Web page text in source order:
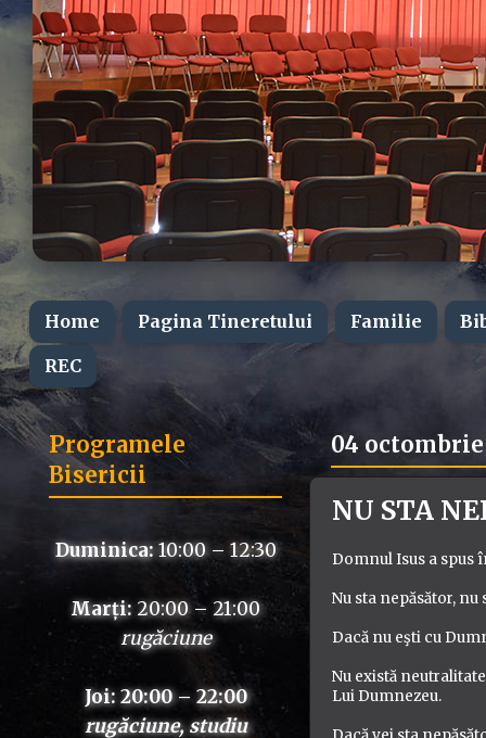
Home Pagina Tineretului Familie
REC
04 octombrie
NU STA
Domnul Isus a spus
Nu sta nepăsător,
Dacă nu eşti cu
Nu există
Lui Dumnezeu.
Programele
Bisericii
Duminica: 10:00 – 12:30
Marți:20:00 – 21:00
rugăciune
Joi: 20:00 – 22:00
rugăciune, studiu